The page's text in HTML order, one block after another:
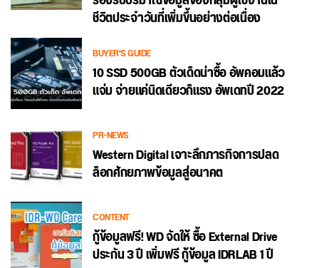
ชีวิตประจำวันที่เพิ่มขึ้นอย่างต่อเนื่อง
BUYER'S GUIDE
10 SSD 500GB ตัวเด็ดน่าซื้อ อัพคอมแล้ว
แจ่ม จ่ายแค่นิดเดียวก็แรง อัพเดทปี 2022
PR-NEWS
Western Digital เจาะลึกภารกิจการปลด
ล็อกศักยภาพข้อมูลสู่อนาคต
CONTENT
กู้ข้อมูลฟรี! WD จัดให้ ซื้อ External Drive
ประกัน 3 ปี เพิ่มฟรี กู้ข้อมูล IDRLAB 1 ปี